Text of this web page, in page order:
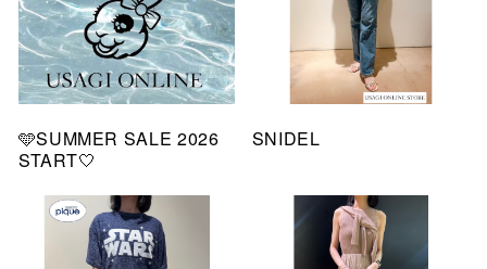
🩵SUMMER SALE 2026
START🤍
SNIDEL